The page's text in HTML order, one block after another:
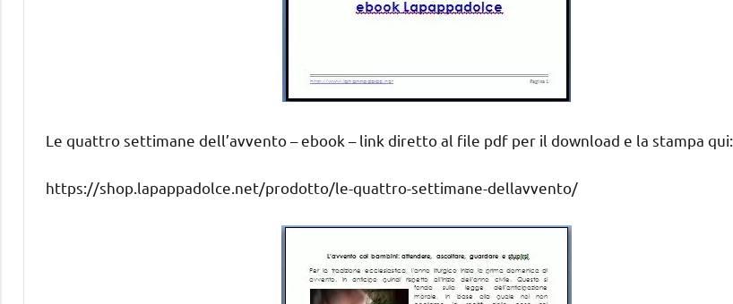
Le quattro settimane dell’avvento – ebook – link diretto al file pdf per il download e la stampa qui:
https://shop.lapappadolce.net/prodotto/le-quattro-settimane-dellavvento/